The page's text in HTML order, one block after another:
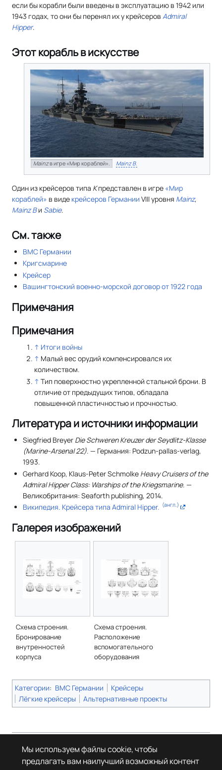
если бы корабли были введены в эксплуатацию в 1942 или
1943 годах, то они бы перенял их у крейсеров Admiral
Hipper.
Этот корабль в искусстве
Mainzв игре «Мир кораблей». Mainz B.
Один из крейсеров типа Кпредставлен в игре «Мир
кораблей» в виде крейсеров Германии VIII уровня Mainz,
Mainz Bи Sabie.
См. также
ВМС Германии
Кригсмарине
Крейсер
Вашингтонский военно-морской договор от 1922 года
Примечания
Примечания
↑ Итоги войны
↑ Малый вес орудий компенсировался их
количеством.
↑ Тип поверхностно укрепленной стальной брони. В
отличие от предыдущих типов, обладала
повышенной пластичностью и прочностью.
Литература и источники информации
Siegfried Breyer Die Schweren Kreuzer der Seydlitz-Klasse
(Marine-Arsenal 22). — Германия: Podzun-pallas-verlag,
1993.
Gerhard Koop, Klaus-Peter Schmolke Heavy Cruisers of the
Admiral Hipper Class: Warships of the Kriegsmarine. —
Великобритания: Seaforth publishing, 2014.
Википедия. Крейсера типа Admiral Hipper. (англ.)
Галерея изображений
Схема строения.
Бронирование
внутренностей
корпуса
Схема строения.
Расположение
вспомогательного
оборудования
Категории: ВМС Германии
Крейсеры
Лёгкие крейсеры
Альтернативные проекты
Страница в последний раз была отредактирована 17 июля 2026 года в
13:39.
© Леста Игры, 2022–2026. Игры «Мир танков», «Мир кораблей», Tanks
Мы используем файлы cookie, чтобы
предлагать вам наилучший возможный контент